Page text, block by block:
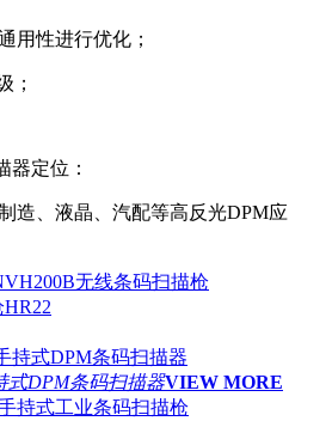
用性进行优化；
；
器定位：
造、液晶、汽配等高反光DPM应
无线条码扫描枪
式DPM条码扫描器VIEW MORE